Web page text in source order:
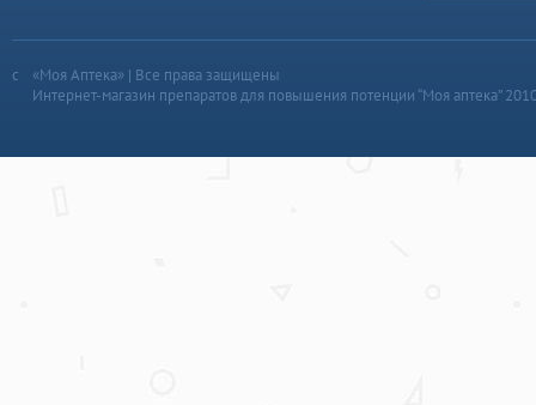
«Моя Аптека» | Все права защищены
Интернет-магазин препаратов для повышения потенции “Моя аптека”